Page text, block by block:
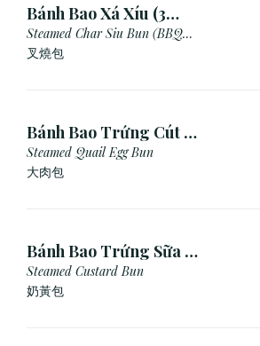
Bánh Bao Xá Xíu (3
Cái)
Steamed Char Siu Bun (BBQ
Pork Bun)
叉燒包
Bánh Bao Trứng Cút (3
Cái)
Steamed Quail Egg Bun
大肉包
Bánh Bao Trứng Sữa (3
Cái)
Steamed Custard Bun
奶黃包